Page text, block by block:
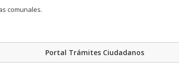
comunales.
Portal Trámites Ciudadanos